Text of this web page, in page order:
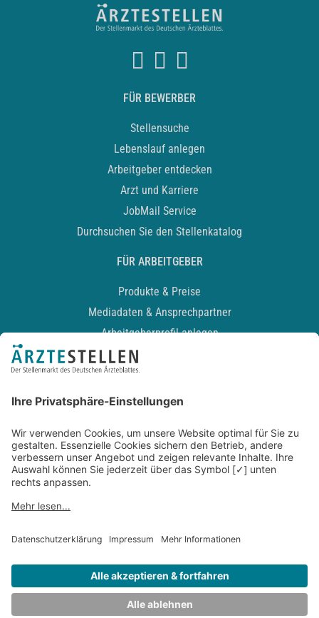
FÜR BEWERBER
Stellensuche
Lebenslauf anlegen
Arbeitgeber entdecken
Arzt und Karriere
JobMail Service
Durchsuchen Sie den Stellenkatalog
FÜR ARBEITGEBER
Produkte & Preise
Mediadaten & Ansprechpartner
Arbeitgeberprofil anlegen
Recruiting-Podcast
Kontakt
Datenschutz
Newsletter